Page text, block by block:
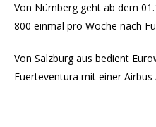
Von Nürnberg geht ab dem
800 einmal pro Woche nach
Von Salzburg aus bedient
Fuerteventura mit einer Airbus